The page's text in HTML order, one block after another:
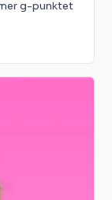
g-punktet